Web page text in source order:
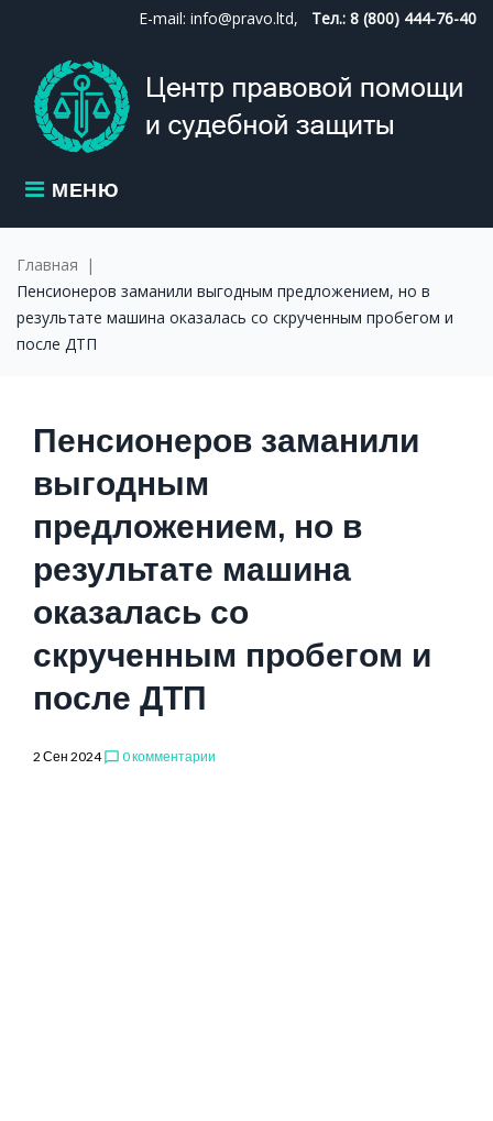
content
E-mail: info@pravo.ltd, Тел.: 8 (800) 444-76-40
МЕНЮ
Главная |
Пенсионеров заманили выгодным предложением, но в
результате машина оказалась со скрученным пробегом и
после ДТП
Пенсионеров заманили
выгодным
предложением, но в
результате машина
оказалась со
скрученным пробегом и
после ДТП
2 Сен 2024 chat_bubble_outline 0 комментарии